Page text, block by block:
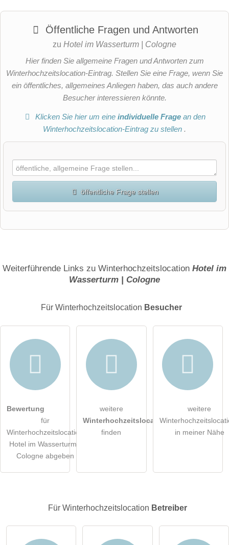
Öffentliche Fragen und Antworten
zu Hotel im Wasserturm | Cologne
Hier finden Sie allgemeine Fragen und Antworten zum
Winterhochzeitslocation-Eintrag. Stellen Sie eine Frage, wenn Sie
ein öffentliches, allgemeines Anliegen haben, das auch andere
Besucher interessieren könnte.
Klicken Sie hier um eineindividuelle Frage an den
Winterhochzeitslocation-Eintrag zu stellen .
öffentliche Frage stellen
E-Mail-Adresse (wird nicht veröffentlicht)
Die Datenschutzerklärung habe ich zur Kenntnis genommen.
öffentliche Frage stellen
Hinweis:Bitte beachten Sie, öffentliche Fragen sindfür alle
Winterhochzeitslocation-Eintrag zu stellen .
Weiterführende Links zu Winterhochzeitslocation Hotel im
Wasserturm | Cologne
Für Winterhochzeitslocation Besucher
Bewertung
für
Winterhochzeitslocation
Hotel im Wasserturm |
Cologne abgeben
weitere
Winterhochzeitslocations
finden
weitere
in meiner Nähe
Für Winterhochzeitslocation Betreiber